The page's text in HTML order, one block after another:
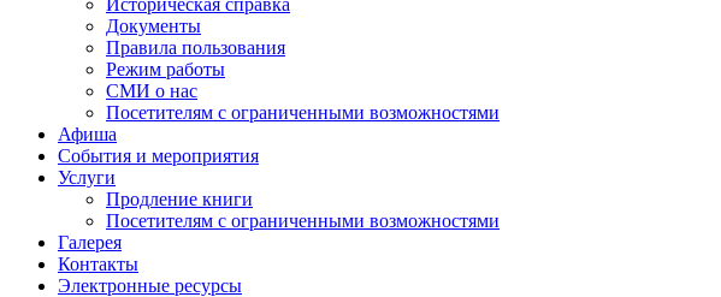
Историческая справка
Документы
Правила пользования
Режим работы
СМИ о нас
Посетителям с ограниченными возможностями
Афиша
События и мероприятия
Услуги
Продление книги
Посетителям с ограниченными возможностями
Галерея
Контакты
Электронные ресурсы